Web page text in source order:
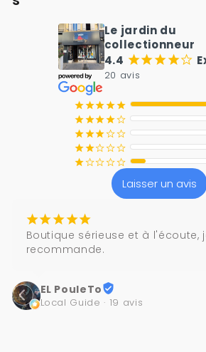
Le jardin du
collectionneur
4.4 ¡¡¡¡¢
20 avis
¡¡¡¡¡
¡¡¡¡¢
¡¡¡¢¢
¡¡¢¢¢
¡¢¢¢¢
Laisser un avis
¡¡¡¡¡
Boutique sérieuse et à l'écoute,
recommande.
EL PouleTo
Local Guide · 19 avis